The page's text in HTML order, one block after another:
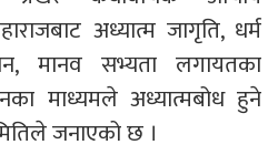
अध्यात्म जागृति, धर्म
मानव सभ्यता लगायतका
माध्यमले अध्यात्मबोध हुने
जनाएको छ ।